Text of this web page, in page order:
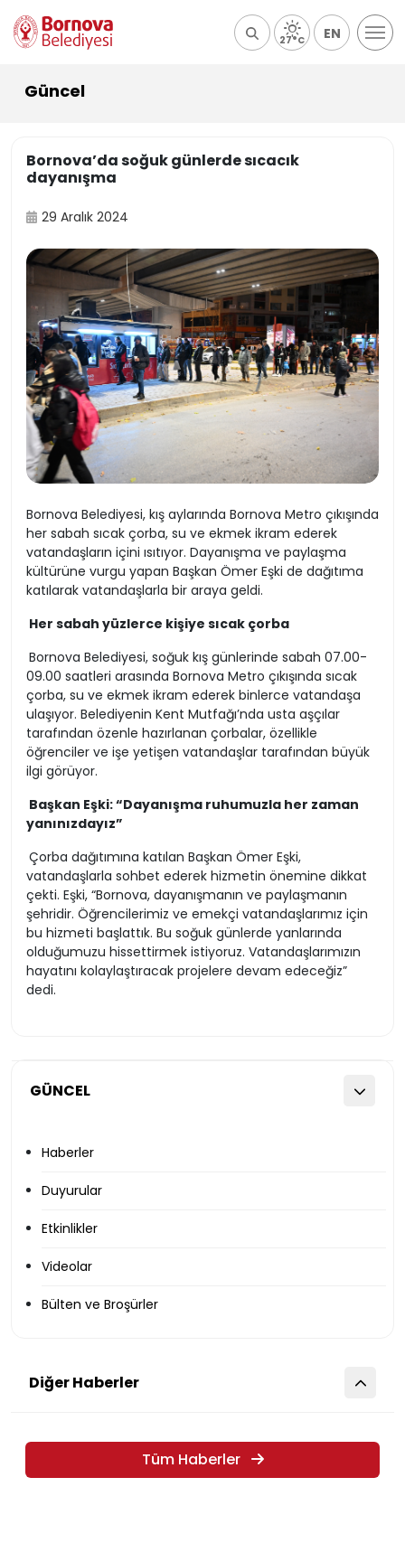
27°C EN
Güncel
GÜNCEL
Haberler
Duyurular
Etkinlikler
Videolar
Bülten ve Broşürler
Bornova’da soğuk günlerde sıcacık
dayanışma
29 Aralık 2024
Bornova Belediyesi, kış aylarında Bornova Metro çıkışında
her sabah sıcak çorba, su ve ekmek ikram ederek
vatandaşların içini ısıtıyor. Dayanışma ve paylaşma
kültürüne vurgu yapan Başkan Ömer Eşki de dağıtıma
katılarak vatandaşlarla bir araya geldi.
Her sabah yüzlerce kişiye sıcak çorba
Bornova Belediyesi, soğuk kış günlerinde sabah 07.00-
09.00 saatleri arasında Bornova Metro çıkışında sıcak
çorba, su ve ekmek ikram ederek binlerce vatandaşa
ulaşıyor. Belediyenin Kent Mutfağı’nda usta aşçılar
tarafından özenle hazırlanan çorbalar, özellikle
öğrenciler ve işe yetişen vatandaşlar tarafından büyük
ilgi görüyor.
Başkan Eşki: “Dayanışma ruhumuzla her zaman
yanınızdayız”
Çorba dağıtımına katılan Başkan Ömer Eşki,
vatandaşlarla sohbet ederek hizmetin önemine dikkat
çekti. Eşki, “Bornova, dayanışmanın ve paylaşmanın
şehridir. Öğrencilerimiz ve emekçi vatandaşlarımız için
bu hizmeti başlattık. Bu soğuk günlerde yanlarında
olduğumuzu hissettirmek istiyoruz. Vatandaşlarımızın
hayatını kolaylaştıracak projelere devam edeceğiz”
dedi.
Diğer Haberler
Tüm Haberler